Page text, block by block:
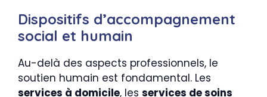
Dispositifs d’accompagnement
social et humain
Au-delà des aspects professionnels, le
soutien humain est fondamental. Les
services à domicile, les services de soins